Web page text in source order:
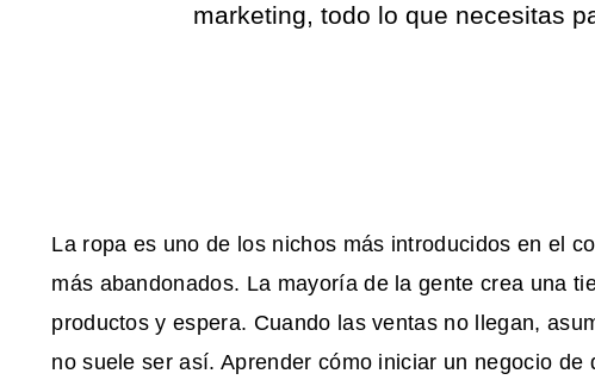
marketing, todo lo que necesitas
La ropa es uno de los nichos más introducidos en el
más abandonados. La mayoría de la gente crea una
productos y espera. Cuando las ventas no llegan,
no suele ser así. Aprender cómo iniciar un negocio de